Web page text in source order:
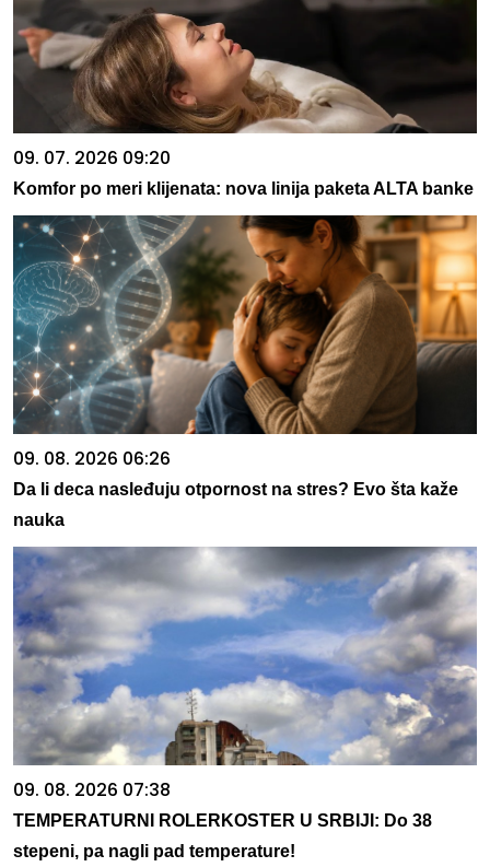
09. 07. 2026 09:20
Komfor po meri klijenata: nova linija paketa ALTA banke
09. 08. 2026 06:26
Da li deca nasleđuju otpornost na stres? Evo šta kaže
nauka
09. 08. 2026 07:38
TEMPERATURNI ROLERKOSTER U SRBIJI: Do 38
stepeni, pa nagli pad temperature!